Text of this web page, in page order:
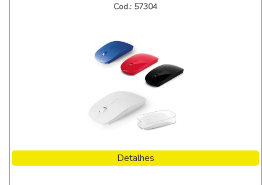
Cod.: 57304
Detalhes